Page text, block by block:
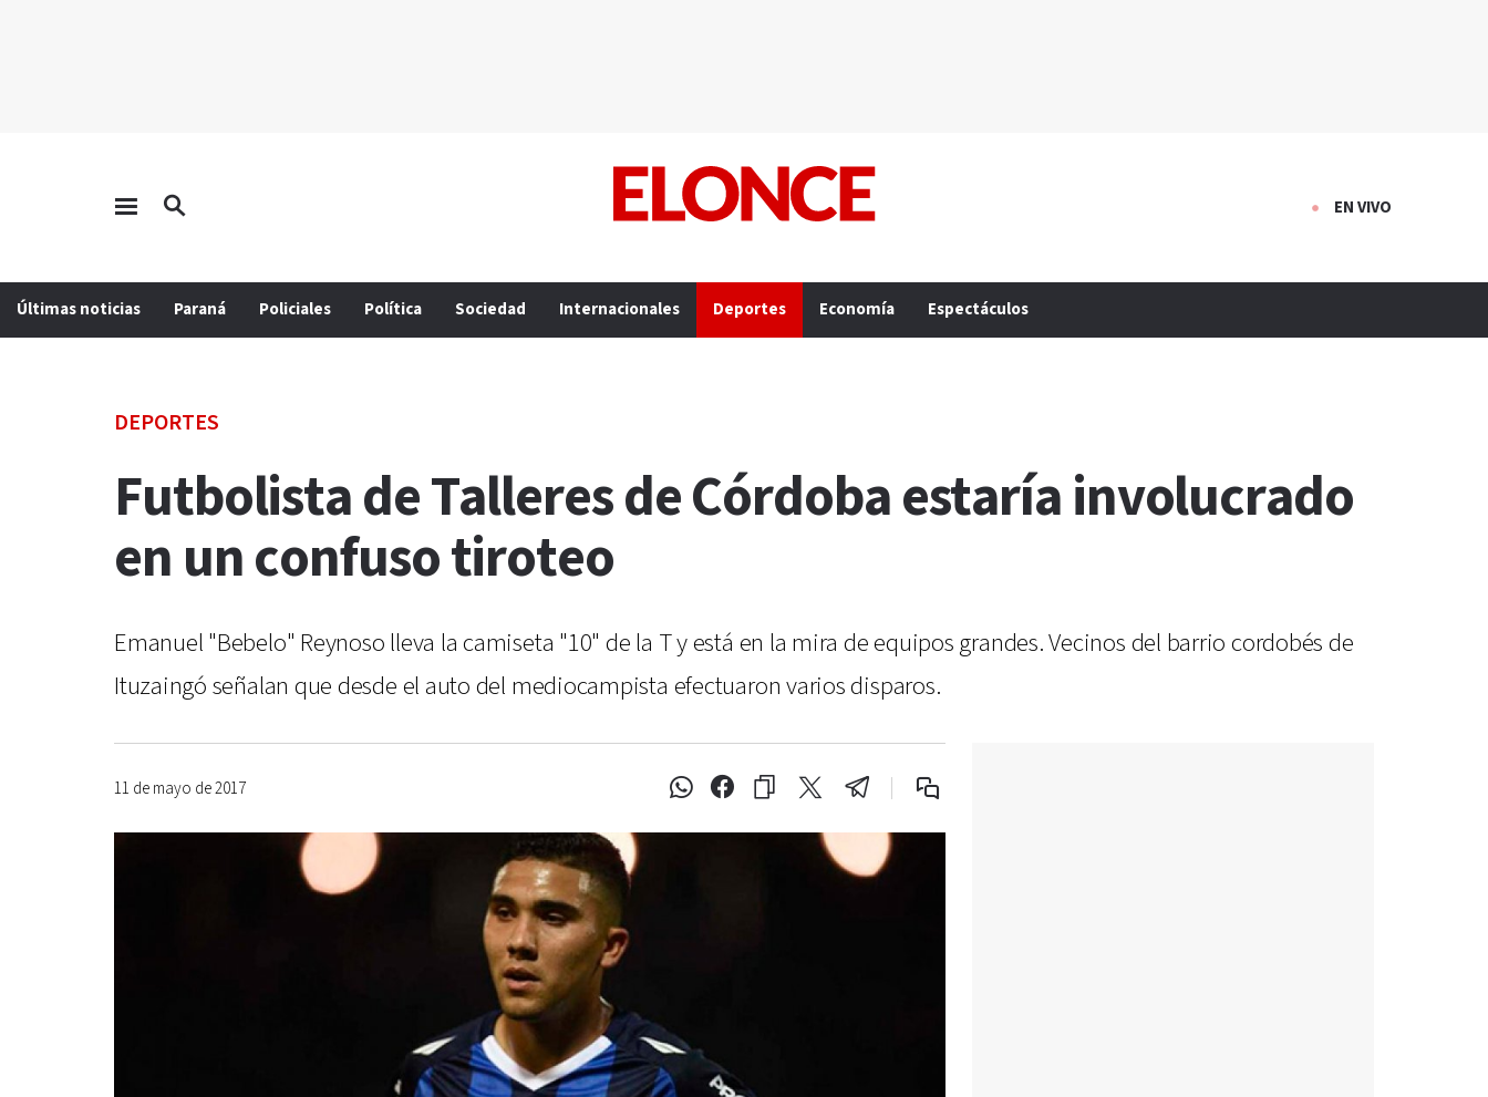
EN VIVO
Últimas noticias Paraná Policiales Política Sociedad Internacionales Deportes Economía Espectáculos
DEPORTES
Futbolista de Talleres de Córdoba estaría involucrado
en un confuso tiroteo
Emanuel "Bebelo" Reynoso lleva la camiseta "10" de la T y está en la mira de equipos grandes. Vecinos del barrio cordobés de
Ituzaingó señalan que desde el auto del mediocampista efectuaron varios disparos.
11 de mayo de 2017